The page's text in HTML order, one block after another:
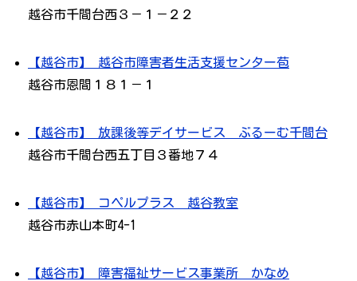
越谷市千間台西３－１－２２
【越谷市】 越谷市障害者生活支援センター苞
越谷市恩間１８１－１
【越谷市】 放課後等デイサービス ぶるーむ千間台
越谷市千間台西五丁目３番地７４
【越谷市】 コペルプラス 越谷教室
越谷市赤山本町4-1
【越谷市】 障害福祉サービス事業所 かなめ